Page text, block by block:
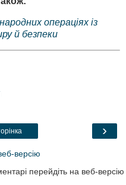
операціях із
й безпеки
›
версію
перейдіть на веб-версію